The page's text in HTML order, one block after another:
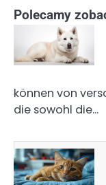
Polecamy
können von
die sowohl die…
Nawigacja